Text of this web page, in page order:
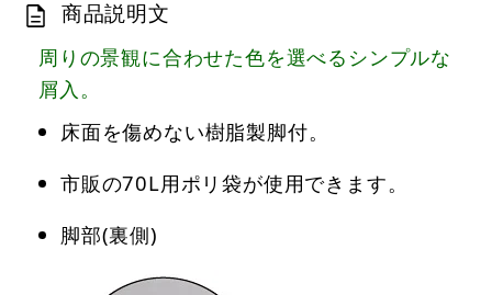
商品説明文
周りの景観に合わせた色を選べるシンプルな
屑入。
床面を傷めない樹脂製脚付。
市販の70L用ポリ袋が使用できます。
脚部(裏側)